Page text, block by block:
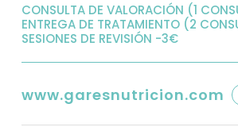
CONSULTA DE VALORACIÓN (1
ENTREGA DE TRATAMIENTO (2
SESIONES DE REVISIÓN -3€
www.garesnutricion.com